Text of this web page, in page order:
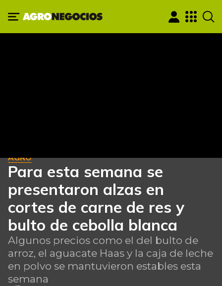
AGRO
Para esta semana se
presentaron alzas en
cortes de carne de res y
bulto de cebolla blanca
Algunos precios como el del bulto de
arroz, el aguacate Haas y la caja de leche
en polvo se mantuvieron estables esta
semana